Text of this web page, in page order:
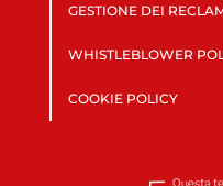
GESTIONE DEI
WHISTLEBLOWER
COOKIE POLICY